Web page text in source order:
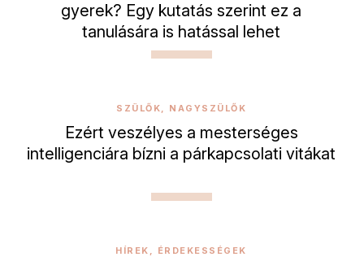
gyerek? Egy kutatás szerint ez a
tanulására is hatással lehet
SZÜLŐK, NAGYSZÜLŐK
Ezért veszélyes a mesterséges
intelligenciára bízni a párkapcsolati vitákat
HÍREK, ÉRDEKESSÉGEK